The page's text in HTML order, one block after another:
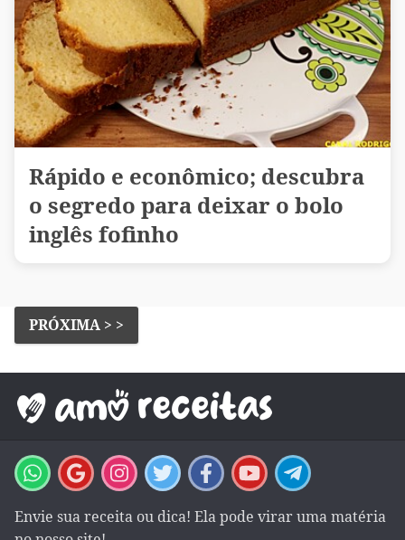
Rápido e econômico; descubra
o segredo para deixar o bolo
inglês fofinho
PRÓXIMA > >
Envie sua receita ou dica! Ela pode virar uma matéria